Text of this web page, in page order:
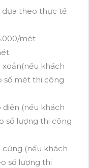
dựa theo thực tế
mét
khách
số mét thi công
(nếu khách
số lượng thi công
(nếu khách
số lượng thi